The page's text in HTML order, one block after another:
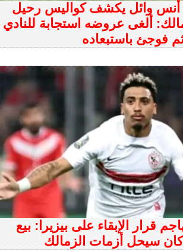
وائل يكشف كواليس رحيل
ألغى عروضه استجابة للنادي
فوجئ باستبعاده
قرار الإبقاء على بيزيرا: بيع
كان سيحل أزمات الزمالك